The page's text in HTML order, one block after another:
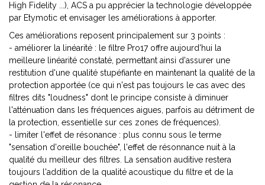
High Fidelity ...), ACS a pu apprécier la technologie développée
par Etymotic et envisager les améliorations à apporter.
Ces améliorations reposent principalement sur 3 points :
- améliorer la linéarité : le filtre Pro17 offre aujourd'hui la
meilleure linéarité constaté, permettant ainsi d'assurer une
restitution d'une qualité stupéfiante en maintenant la qualité de la
protection apportée (ce qui n'est pas toujours le cas avec des
filtres dits "loudness" dont le principe consiste à diminuer
l'atténuation dans les fréquences aigues, parfois au détriment de
la protection, essentielle sur ces zones de fréquences).
- limiter l'effet de résonance : plus connu sous le terme
"sensation d'oreille bouchée", l'effet de résonnance nuit à la
qualité du meilleur des filtres. La sensation auditive restera
toujours l'addition de la qualité acoustique du filtre et de la